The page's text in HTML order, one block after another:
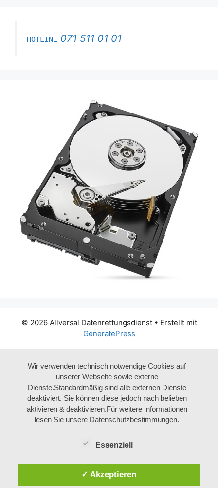
HOTLINE 071 511 01 01
© 2026 Allversal Datenrettungsdienst• Erstellt mit
GeneratePress
Wir verwenden technisch notwendige Cookies auf
unserer Webseite sowie externe
Dienste.Standardmäßig sind alle externen Dienste
deaktiviert. Sie können diese jedoch nach belieben
aktivieren & deaktivieren.Für weitere Informationen
lesen Sie unsere Datenschutzbestimmungen.
Essenziell
✓ Akzeptieren